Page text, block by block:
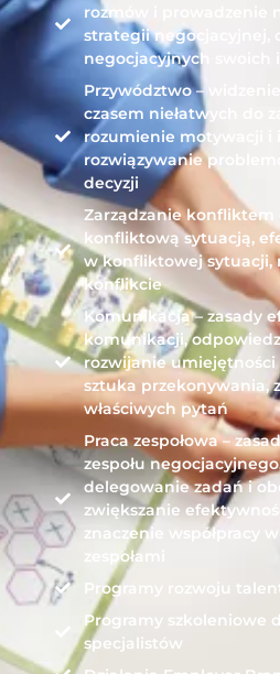
rozmów i prowadzenie
strategii negocjacyjnej,
negocjacyjnych swoich
Przywództwo –
czasem niełatwych do
rozumienie motywacji i
rozwiązywanie
decyzji
Zarządzanie konfliktem
konfliktową sytuacją,
w konfliktowej sytuacji,
konflikcie
Komunikacja – zasady
komunikacji,
rozwijanie
sztuka przekonywania,
właściwych pytań
Praca zespołowa –
zespołu
delegowanie zadań i
zwiększanie
znaczenie współpracy
zespołami
Programy rozwoju
Programy szkoleniowe
specjalistów